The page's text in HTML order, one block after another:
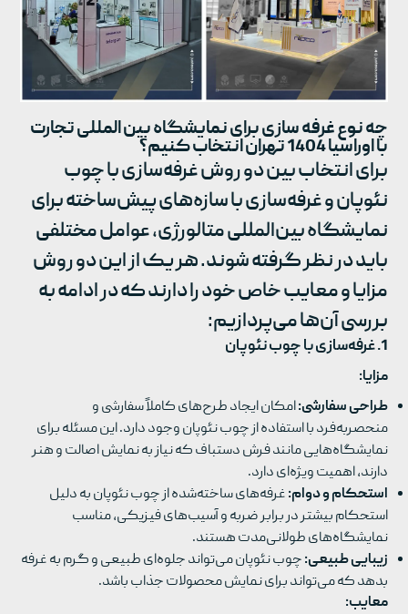
چه نوع غرفه سازی برای نمایشگاه بین المللی تجارت
با اوراسیا 1404 تهران انتخاب کنیم؟
برای انتخاب بین دو روش غرفه‌سازی با چوب
نئوپان و غرفه‌سازی با سازه‌های پیش‌ساخته برای
نمایشگاه بین‌المللی متالورژی، عوامل مختلفی
باید در نظر گرفته شوند. هر یک از این دو روش
مزایا و معایب خاص خود را دارند که در ادامه به
بررسی آن‌ها می‌پردازیم:
1. غرفه‌سازی با چوب نئوپان
مزایا:
طراحی سفارشی:امکان ایجاد طرح‌های کاملاً سفارشی و
منحصربه‌فرد با استفاده از چوب نئوپان وجود دارد. این مسئله برای
نمایشگاه‌هایی مانند فرش دستباف که نیاز به نمایش اصالت و هنر
دارند، اهمیت ویژه‌ای دارد.
استحکام و دوام:غرفه‌های ساخته‌شده از چوب نئوپان به دلیل
استحکام بیشتر در برابر ضربه و آسیب‌های فیزیکی، مناسب
نمایشگاه‌های طولانی‌مدت هستند.
زیبایی طبیعی:چوب نئوپان می‌تواند جلوه‌ای طبیعی و گرم به غرفه
بدهد که می‌تواند برای نمایش محصولات جذاب باشد.
معایب: